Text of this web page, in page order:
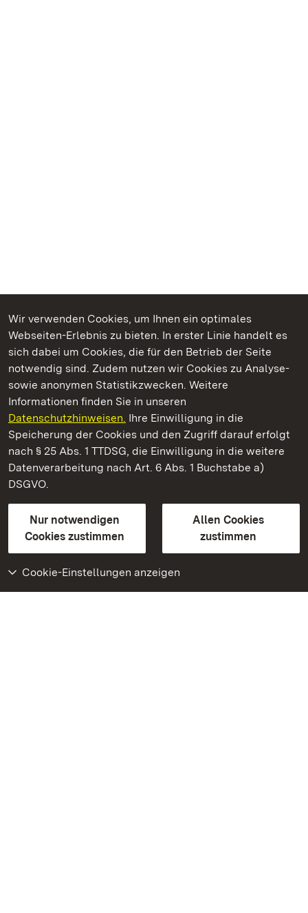
Wir verwenden Cookies, um Ihnen ein optimales
Webseiten-Erlebnis zu bieten. In erster Linie handelt es
sich dabei um Cookies, die für den Betrieb der Seite
notwendig sind. Zudem nutzen wir Cookies zu Analyse-
sowie anonymen Statistikzwecken. Weitere
Informationen finden Sie in unseren
Datenschutzhinweisen. Ihre Einwilligung in die
Speicherung der Cookies und den Zugriff darauf erfolgt
nach § 25 Abs. 1 TTDSG, die Einwilligung in die weitere
Datenverarbeitung nach Art. 6 Abs. 1 Buchstabe a)
DSGVO.
Nur notwendigen
Cookies zustimmen
Allen Cookies
zustimmen
Cookie-Einstellungen anzeigen
Kommen. Staunen. Genießen.
Staatliche Schlösser und Gärten Baden‑Württemberg
Staatliche Schlösser und Gärten Baden-Württemberg
Kontakt
GebärdenspracheLeichte Sprache
Erklärung zur Barrierefreiheit
BITV-konform (geprüfte Seiten)
Weiteres